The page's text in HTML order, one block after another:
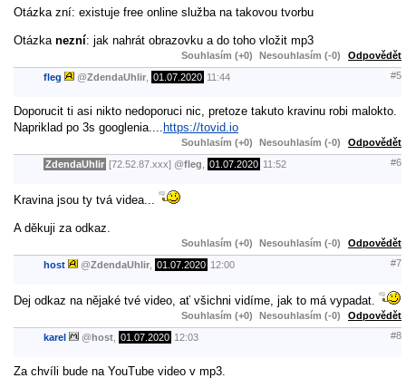
Otázka zní: existuje free online služba na takovou tvorbu
Otázka nezní: jak nahrát obrazovku a do toho vložit mp3
Souhlasím (+0) Nesouhlasím (-0) Odpovědět
fleg @ZdendaUhlir 01.07.2020 11:44 #5
Doporucit ti asi nikto nedoporuci nic, pretoze takuto kravinu robi malokto.
Napriklad po 3s googlenia....
https://tovid.io
Souhlasím (+0) Nesouhlasím (-0) Odpovědět
ZdendaUhlir [72.52.87.xxx] @fleg 01.07.2020 11:52 #6
Kravina jsou ty tvá videa...
A děkuji za odkaz.
Souhlasím (+0) Nesouhlasím (-0) Odpovědět
host @ZdendaUhlir 01.07.2020 12:00 #7
Dej odkaz na nějaké tvé video, ať všichni vidíme, jak to má vypadat.
Souhlasím (+0) Nesouhlasím (-0) Odpovědět
karel @ host 01.07.2020 12:03 #8
Za chvíli bude na YouTube video v mp3.